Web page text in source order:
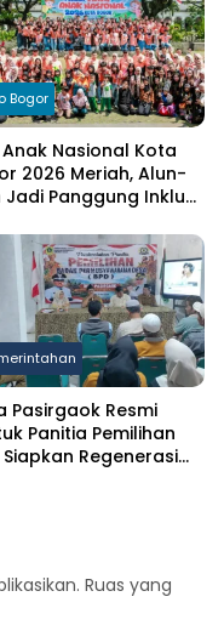
Bogor
Anak Nasional Kota
2026 Meriah, Alun-
Jadi Panggung Inklusi
Pasirgaok Resmi
Panitia Pemilihan
Siapkan Regenerasi
Ruas yang